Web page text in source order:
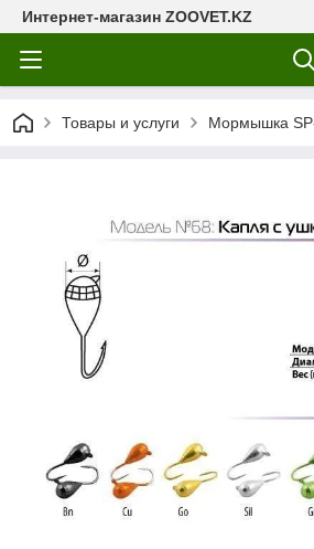
Интернет-магазин ZOOVET.KZ
Товары и услуги Мормышка